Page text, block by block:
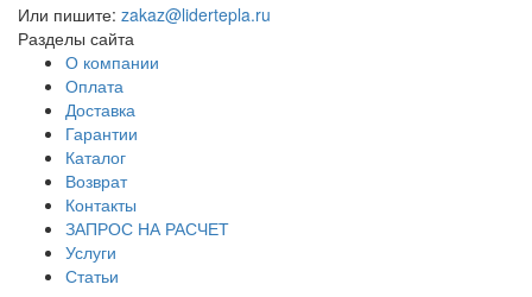
Или пишите: zakaz@lidertepla.ru
Разделы сайта
О компании
Оплата
Доставка
Гарантии
Каталог
Возврат
Контакты
ЗАПРОС НА РАСЧЕТ
Услуги
Статьи